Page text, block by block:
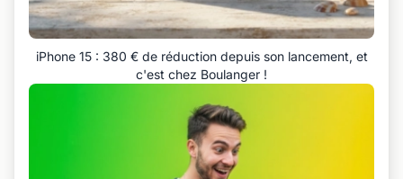
iPhone 15 : 380 € de réduction depuis son lancement, et
c'est chez Boulanger !